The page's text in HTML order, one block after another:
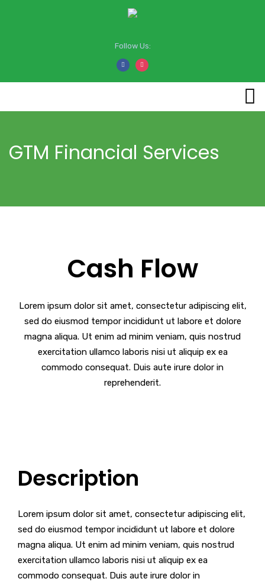
Follow Us:
GTM Financial Services
Cash Flow
Lorem ipsum dolor sit amet, consectetur adipiscing elit,
sed do eiusmod tempor incididunt ut labore et dolore
magna aliqua. Ut enim ad minim veniam, quis nostrud
exercitation ullamco laboris nisi ut aliquip ex ea
commodo consequat. Duis aute irure dolor in
reprehenderit.
Description
Lorem ipsum dolor sit amet, consectetur adipiscing elit,
sed do eiusmod tempor incididunt ut labore et dolore
magna aliqua. Ut enim ad minim veniam, quis nostrud
exercitation ullamco laboris nisi ut aliquip ex ea
commodo consequat. Duis aute irure dolor in